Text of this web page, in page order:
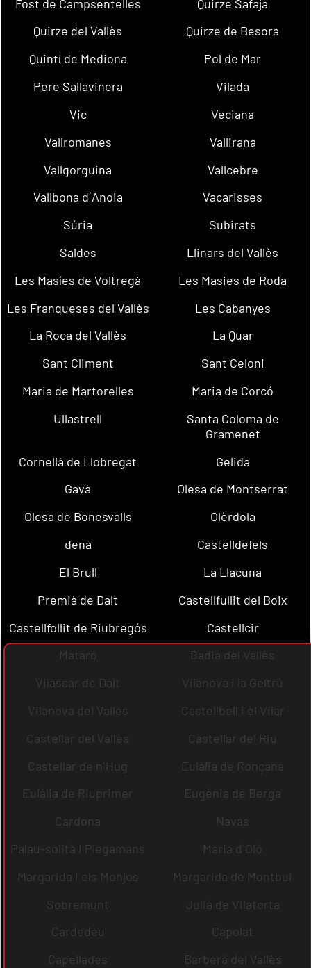
Fost de Campsentelles
Quirze Safaja
Quirze del Vallès
Quirze de Besora
Quintí de Mediona
Pol de Mar
Pere Sallavinera
Vilada
Vic
Veciana
Vallromanes
Vallirana
Vallgorguina
Vallcebre
Vallbona d´Anoia
Vacarisses
Súria
Subirats
Saldes
Llinars del Vallès
Les Masíes de Voltregà
Les Masies de Roda
Les Franqueses del Vallès
Les Cabanyes
La Roca del Vallès
La Quar
Sant Climent
Sant Celoni
Maria de Martorelles
Maria de Corcó
Ullastrell
Santa Coloma de
Gramenet
Cornellà de Llobregat
Gelida
Gavà
Olesa de Montserrat
Olesa de Bonesvalls
Olèrdola
dena
Castelldefels
El Brull
La Llacuna
Premià de Dalt
Castellfullit del Boix
Castellfollit de Riubregós
Castellcir
Mataró
Badia del Vallès
Vilassar de Dalt
Vilanova i la Geltrú
Vilanova del Vallès
Castellbell i el Vilar
Castellar del Vallès
Castellar del Riu
Castellar de n´Hug
Eulàlia de Ronçana
Eulàlia de Riuprimer
Eugènia de Berga
Cardona
Navas
Palau-solità i Plegamans
Maria d´Oló
Margarida i els Monjos
Margarida de Montbui
Sobremunt
Julià de Vilatorta
Cardedeu
Capolat
Capellades
Barberà del Vallès